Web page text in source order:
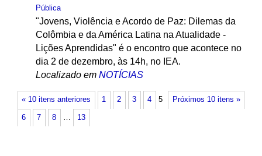
Pública
"Jovens, Violência e Acordo de Paz: Dilemas da
Colômbia e da América Latina na Atualidade -
Lições Aprendidas" é o encontro que acontece no
dia 2 de dezembro, às 14h, no IEA.
Localizado em NOTÍCIAS
« 10 itens anteriores Próximos 10 itens »
1 2 3 4 5
6 7 8 … 13